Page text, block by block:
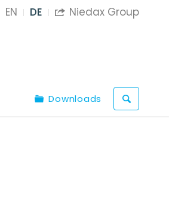
EN DE  Niedax Group
Downloads